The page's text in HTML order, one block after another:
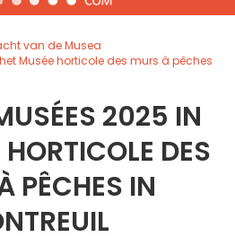
van de Musea
Musée horticole des murs à pêches
2025 IN
DES
PÊCHES IN